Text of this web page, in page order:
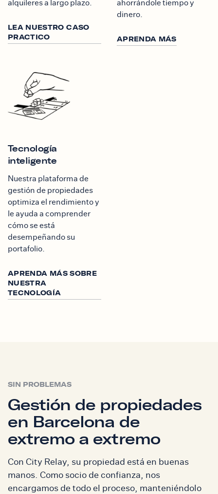
alquileres a largo plazo.
LEA NUESTRO CASO
PRACTICO
ahorrándole tiempo y
dinero.
APRENDA MÁS
Tecnología
inteligente
Nuestra plataforma de
gestión de propiedades
optimiza el rendimiento y
le ayuda a comprender
cómo se está
desempeñando su
portafolio.
APRENDA MÁS SOBRE
NUESTRA
TECNOLOGÍA
SIN PROBLEMAS
Gestión de propiedades
en Barcelona de
extremo a extremo
Con City Relay, su propiedad está en buenas
manos. Como socio de confianza, nos
encargamos de todo el proceso, manteniéndolo